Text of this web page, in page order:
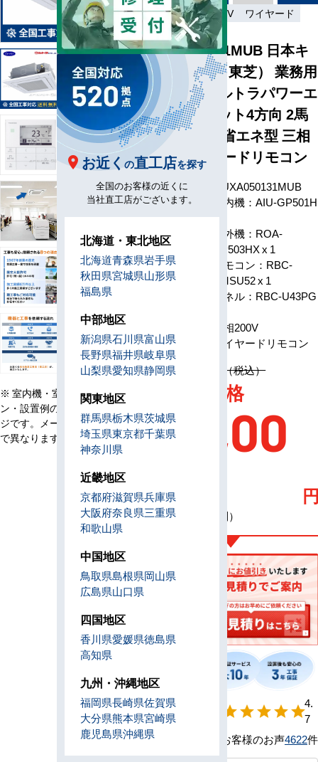
※ 室内機・室外機・リモコ
ン・設置例の画像はイメー
ジです。メーカー、機種等
で異なります。
省エネ 三相200V ワイヤード
GUXA050131MUB 日本キ
ヤリア（旧：東芝） 業務用
エアコン ウルトラパワーエ
コ 天井カセット4方向 2馬
力 シングル 省エネ型 三相
200V ワイヤードリモコン
型番 GUXA050131MUB
構成
室内機：AIU-GP501H
x 1
室外機：ROA-
RP503HX x 1
リモコン：RBC-
AMSU52 x 1
パネル：RBC-U43PG
三相200V
リモコン
ワイヤードリモコン
定価 1,339,800円（税込）
AC特別価格
201,00
0
（税込・工事費別）
【形状別】満足
度
starstarstarstarstar
4.
7
お客様のお声4622件
お近く の直工店を探す
全国のお客様の近くに
当社直工店がございます。
北海道・東北地区
北海道青森県岩手県
秋田県宮城県山形県
福島県
中部地区
新潟県石川県富山県
長野県福井県岐阜県
山梨県愛知県静岡県
関東地区
群馬県栃木県茨城県
埼玉県東京都千葉県
神奈川県
近畿地区
京都府滋賀県兵庫県
大阪府奈良県三重県
和歌山県
中国地区
鳥取県島根県岡山県
広島県山口県
四国地区
香川県愛媛県徳島県
高知県
九州・沖縄地区
福岡県長崎県佐賀県
大分県熊本県宮崎県
鹿児島県沖縄県